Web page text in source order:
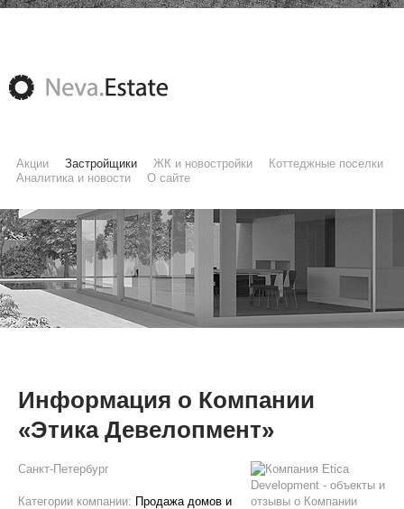
Акции Застройщики ЖК и новостройки
Коттеджные поселки
Аналитика и новости
О сайте
Информация о Компании
«Этика Девелопмент»
Санкт-Петербург
Категории компании: Продажа домов и